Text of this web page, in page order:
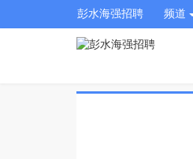
彭水海强招聘 频道